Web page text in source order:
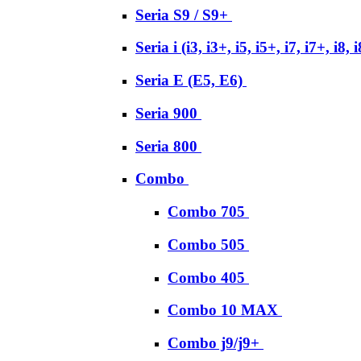
Seria S9 / S9+
Seria i (i3, i3+, i5, i5+, i7, i7+, i8,
Seria E (E5, E6)
Seria 900
Seria 800
Combo
Combo 705
Combo 505
Combo 405
Combo 10 MAX
Combo j9/j9+